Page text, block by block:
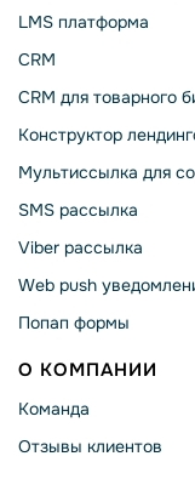
LMS платформа
CRM
CRM для товарного
Конструктор
Мультиссылка для
SMS рассылка
Viber рассылка
Web push
Попап формы
О КОМПАНИИ
Команда
Отзывы клиентов